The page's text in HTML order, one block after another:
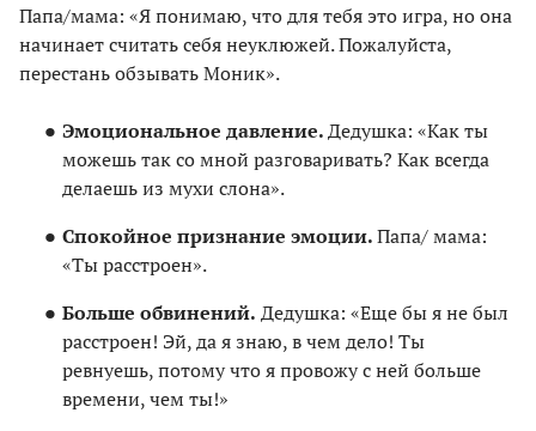
Папа/мама: «Я понимаю, что для тебя это игра, но она
начинает считать себя неуклюжей. Пожалуйста,
перестань обзывать Моник».
Эмоциональное давление.Дедушка: «Как ты
можешь так со мной разговаривать? Как всегда
делаешь из мухи слона».
Спокойное признание эмоции.Папа/ мама:
«Ты расстроен».
Больше обвинений. Дедушка: «Еще бы я не был
расстроен! Эй, да я знаю, в чем дело! Ты
ревнуешь, потому что я провожу с ней больше
времени, чем ты!»